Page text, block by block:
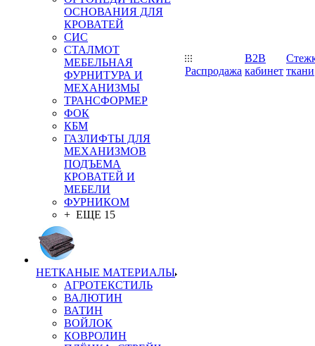
ОСНОВАНИЯ ДЛЯ
КРОВАТЕЙ
СИС
СТАЛМОТ
МЕБЕЛЬНАЯ
ФУРНИТУРА И
МЕХАНИЗМЫ
ТРАНСФОРМЕР
ФОК
КБМ
ГАЗЛИФТЫ ДЛЯ
МЕХАНИЗМОВ
ПОДЪЕМА
КРОВАТЕЙ И
МЕБЕЛИ
ФУРНИКОМ
+ ЕЩЕ 15
НЕТКАНЫЕ МАТЕРИАЛЫ
АГРОТЕКСТИЛЬ
ВАЛЮТИН
ВАТИН
ВОЙЛОК
КОВРОЛИН
Распродажа
B2B
кабинет ткани